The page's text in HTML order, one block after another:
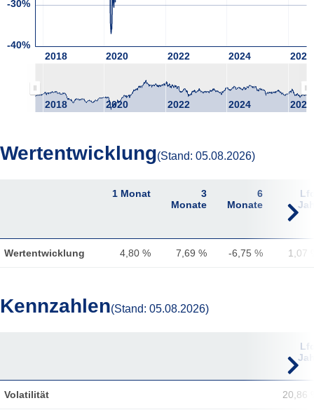
2018 2020 2022 2024 2026
-40%
-30%
2018 2020 2022 2024 2026
Wertentwicklung(Stand: 05.08.2026)
1 Monat
3
Monate
6
Monate
Wertentwicklung 4,80 % 7,69 % -6,75 % 1,07
Kennzahlen(Stand: 05.08.2026)
Volatilität 20,86